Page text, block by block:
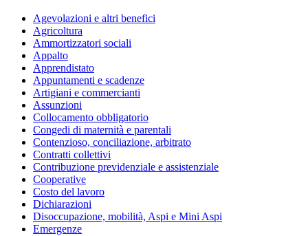
Agevolazioni e altri benefici
Agricoltura
Ammortizzatori sociali
Appalto
Apprendistato
Appuntamenti e scadenze
Artigiani e commercianti
Assunzioni
Collocamento obbligatorio
Congedi di maternità e parentali
Contenzioso, conciliazione, arbitrato
Contratti collettivi
Contribuzione previdenziale e assistenziale
Cooperative
Costo del lavoro
Dichiarazioni
Disoccupazione, mobilità, Aspi e Mini Aspi
Emergenze